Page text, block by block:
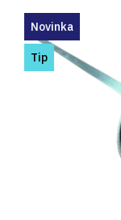
Novinka
Tip